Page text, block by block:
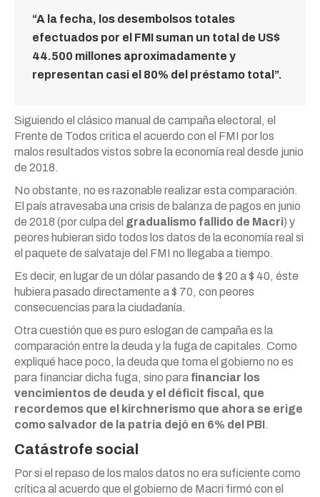
“A la fecha, los desembolsos totales
efectuados por el FMI suman un total de US$
44.500 millones aproximadamente y
representan casi el 80% del préstamo total”.
Siguiendo el clásico manual de campaña electoral, el
Frente de Todos critica el acuerdo con el FMI por los
malos resultados vistos sobre la economía real desde junio
de 2018.
No obstante, no es razonable realizar esta comparación.
El país atravesaba una crisis de balanza de pagos en junio
de 2018 (por culpa del gradualismo fallido de Macri) y
peores hubieran sido todos los datos de la economía real si
el paquete de salvataje del FMI no llegaba a tiempo.
Es decir, en lugar de un dólar pasando de $ 20 a $ 40, éste
hubiera pasado directamente a $ 70, con peores
consecuencias para la ciudadanía.
Otra cuestión que es puro eslogan de campaña es la
comparación entre la deuda y la fuga de capitales. Como
expliqué hace poco, la deuda que toma el gobierno no es
para financiar dicha fuga, sino para financiar los
vencimientos de deuda y el déficit fiscal, que
recordemos que el kirchnerismo que ahora se erige
como salvador de la patria dejó en 6% del PBI.
Catástrofe social
Por si el repaso de los malos datos no era suficiente como
crítica al acuerdo que el gobierno de Macri firmó con el